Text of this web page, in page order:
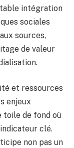
intégration
sociales
sources,
de valeur
et ressources
enjeux
toile de fond où
clé.
non pas un